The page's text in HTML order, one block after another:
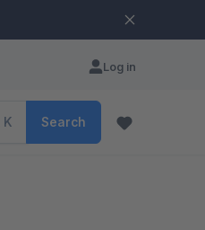
Log in
K Search